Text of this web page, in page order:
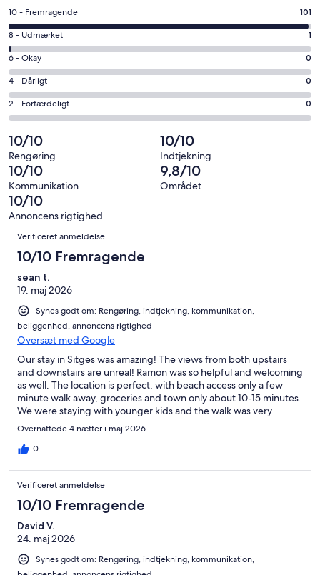
et
nyt
vindue
Bedømmelse
på
10
−
Fremragende.
101
af
i
alt
102
anmeldelser
10 - Fremragende 101
Bedømmelse
på
8
−
Udmærket.
1
i
alt
102
anmeldelser
8 - Udmærket 1
Bedømmelse
på
6
−
Okay.
0
af
i
alt
102
anmeldelser
6 - Okay 0
Bedømmelse
på
4
Dårligt.
0
af
i
alt
102
anmeldelser
4 - Dårligt 0
Bedømmelse
på
2
−
Forfærdeligt.
0
af
102
anmeldelser
2 - Forfærdeligt 0
10/10
Rengøring
10/10
Indtjekning
10/10
Kommunikation
9,8/10
Området
10/10
Annoncens rigtighed
Anmeldelser
Verificeret anmeldelse
10/10 Fremragende
sean t.
19. maj 2026
Synes godt om: Rengøring, indtjekning, kommunikation,
beliggenhed, annoncens rigtighed
Oversæt med Google
Our stay in Sitges was amazing! The views from both upstairs
and downstairs are unreal! Ramon was so helpful and welcoming
as well. The location is perfect, with beach access only a few
minute walk away, groceries and town only about 10-15 minutes.
We were staying with younger kids and the walk was very
manageable. We look forward to visiting Sitges and area again
Overnattede 4 nætter i maj 2026
0
Verificeret anmeldelse
10/10 Fremragende
David V.
24. maj 2026
Synes godt om: Rengøring, indtjekning, kommunikation,